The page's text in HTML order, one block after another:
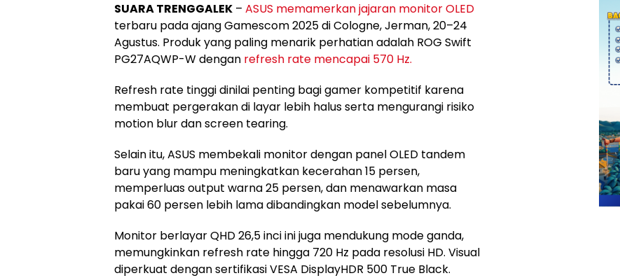
SUARA TRENGGALEK – ASUS memamerkan jajaran monitor OLED
terbaru pada ajang Gamescom 2025 di Cologne, Jerman, 20–24
Agustus. Produk yang paling menarik perhatian adalah ROG Swift
PG27AQWP-W dengan refresh rate mencapai 570 Hz.
Refresh rate tinggi dinilai penting bagi gamer kompetitif karena
membuat pergerakan di layar lebih halus serta mengurangi risiko
motion blur dan screen tearing.
Selain itu, ASUS membekali monitor dengan panel OLED tandem
baru yang mampu meningkatkan kecerahan 15 persen,
memperluas output warna 25 persen, dan menawarkan masa
pakai 60 persen lebih lama dibandingkan model sebelumnya.
Monitor berlayar QHD 26,5 inci ini juga mendukung mode ganda,
memungkinkan refresh rate hingga 720 Hz pada resolusi HD. Visual
diperkuat dengan sertifikasi VESA DisplayHDR 500 True Black.